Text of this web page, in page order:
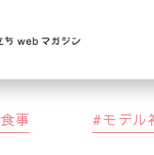
Modelba
食事 モデル